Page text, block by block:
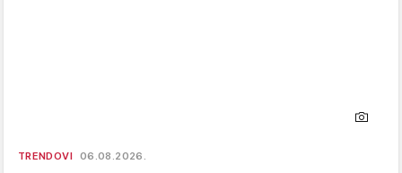
TRENDOVI 06.08.2026.